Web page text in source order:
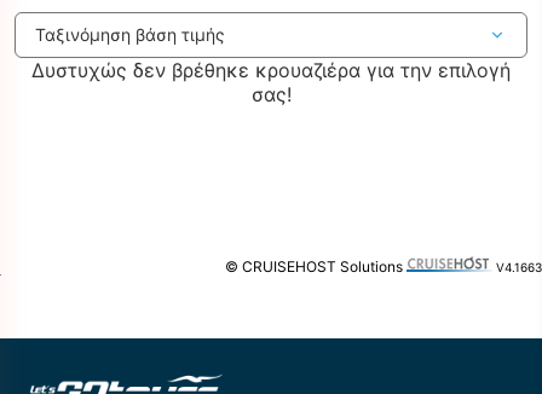
Δυστυχώς δεν βρέθηκε κρουαζιέρα για την επιλογή
σας!
© CRUISEHOST Solutions V4.1663